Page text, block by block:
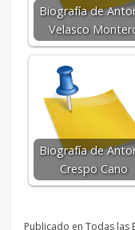
Biografía de
Velasco
Biografía de
Crespo Cano
Publicado en Todas las